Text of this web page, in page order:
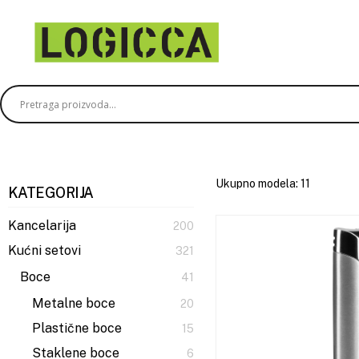
Ukupno modela: 11
KATEGORIJA
Kancelarija 200
Kućni setovi 321
Boce 41
Metalne boce 20
Plastične boce 15
Staklene boce 6